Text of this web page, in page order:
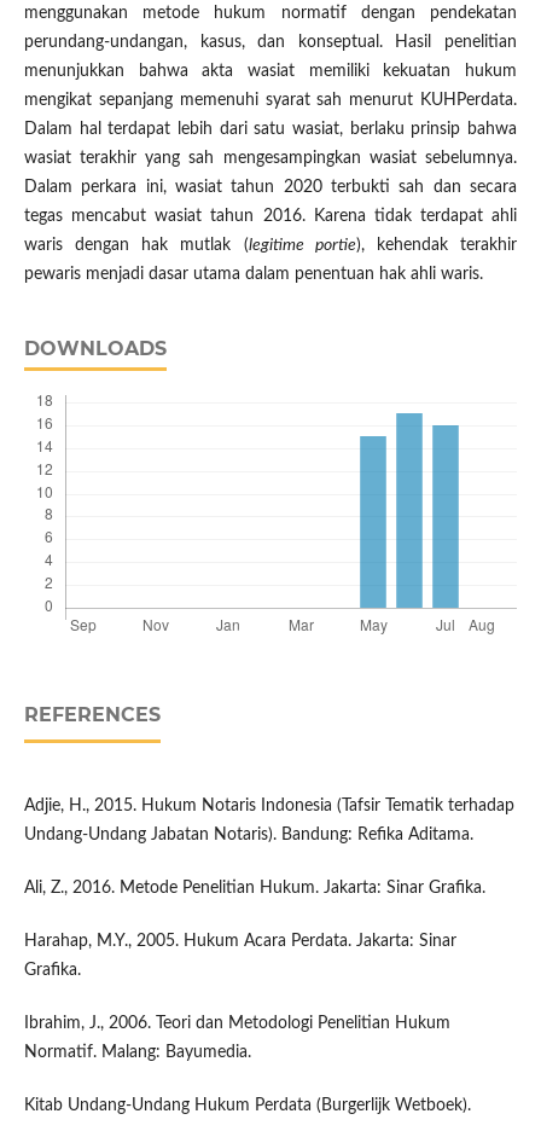
menggunakan metode hukum normatif dengan pendekatan
perundang-undangan, kasus, dan konseptual. Hasil penelitian
menunjukkan bahwa akta wasiat memiliki kekuatan hukum
mengikat sepanjang memenuhi syarat sah menurut KUHPerdata.
Dalam hal terdapat lebih dari satu wasiat, berlaku prinsip bahwa
wasiat terakhir yang sah mengesampingkan wasiat sebelumnya.
Dalam perkara ini, wasiat tahun 2020 terbukti sah dan secara
tegas mencabut wasiat tahun 2016. Karena tidak terdapat ahli
waris dengan hak mutlak (legitime portie), kehendak terakhir
pewaris menjadi dasar utama dalam penentuan hak ahli waris.
DOWNLOADS
REFERENCES
Adjie, H., 2015. Hukum Notaris Indonesia (Tafsir Tematik terhadap
Undang-Undang Jabatan Notaris). Bandung: Refika Aditama.
Ali, Z., 2016. Metode Penelitian Hukum. Jakarta: Sinar Grafika.
Harahap, M.Y., 2005. Hukum Acara Perdata. Jakarta: Sinar
Grafika.
Ibrahim, J., 2006. Teori dan Metodologi Penelitian Hukum
Normatif. Malang: Bayumedia.
Kitab Undang-Undang Hukum Perdata (Burgerlijk Wetboek).